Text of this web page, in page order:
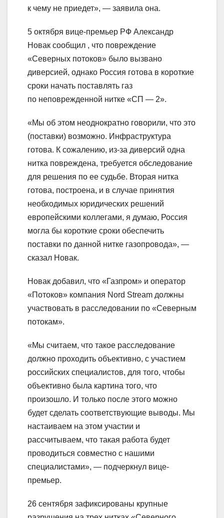
к чему не приедет», — заявила она.
5 октября вице-премьер РФ Александр
Новак сообщил , что повреждение
«Северных потоков» было вызвано
диверсией, однако Россия готова в короткие
сроки начать поставлять газ
по неповрежденной нитке «СП — 2».
«Мы об этом неоднократно говорили, что это
(поставки) возможно. Инфраструктура
готова. К сожалению, из-за диверсий одна
нитка повреждена, требуется обследование
для решения по ее судьбе. Вторая нитка
готова, построена, и в случае принятия
необходимых юридических решений
европейскими коллегами, я думаю, Россия
могла бы короткие сроки обеспечить
поставки по данной нитке газопровода», —
сказал Новак.
Новак добавил, что «Газпром» и оператор
«Потоков» компания Nord Stream должны
участвовать в расследовании по «Северным
потокам».
«Мы считаем, что такое расследование
должно проходить объективно, с участием
российских специалистов, для того, чтобы
объективно была картина того, что
произошло. И только после этого можно
будет сделать соответствующие выводы. Мы
настаиваем на этом участии и
рассчитываем, что такая работа будет
проводиться совместно с нашими
специалистами», — подчеркнул вице-
премьер.
26 сентября зафиксированы крупные